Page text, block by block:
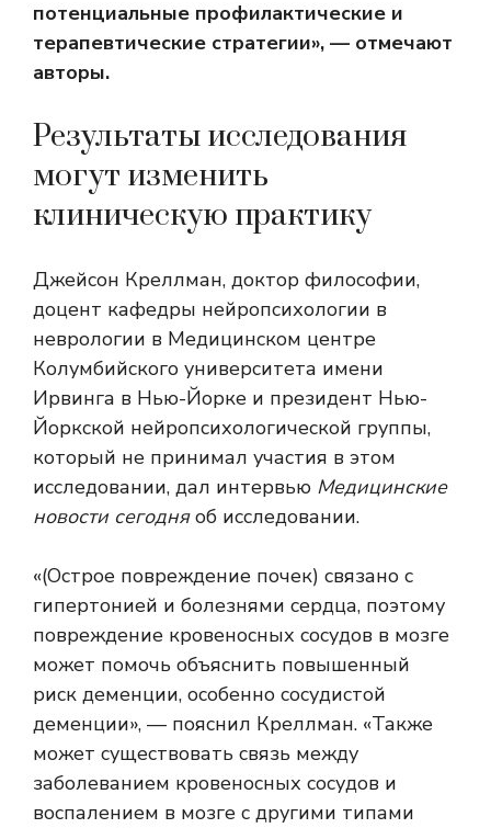
потенциальные профилактические и
терапевтические стратегии», — отмечают
авторы.
Результаты исследования
могут изменить
клиническую практику
Джейсон Креллман, доктор философии,
доцент кафедры нейропсихологии в
неврологии в Медицинском центре
Колумбийского университета имени
Ирвинга в Нью-Йорке и президент Нью-
Йоркской нейропсихологической группы,
который не принимал участия в этом
исследовании, дал интервью Медицинские
новости сегодняоб исследовании.
«(Острое повреждение почек) связано с
гипертонией и болезнями сердца, поэтому
повреждение кровеносных сосудов в мозге
может помочь объяснить повышенный
риск деменции, особенно сосудистой
деменции», — пояснил Креллман. «Также
может существовать связь между
заболеванием кровеносных сосудов и
воспалением в мозге с другими типами